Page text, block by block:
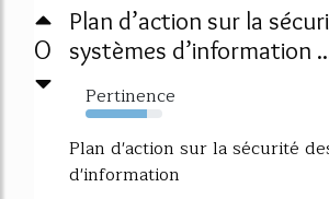
0
Plan d’action sur la
systèmes d’information
Pertinence
80%
Plan d'action sur la sécurité
d'information